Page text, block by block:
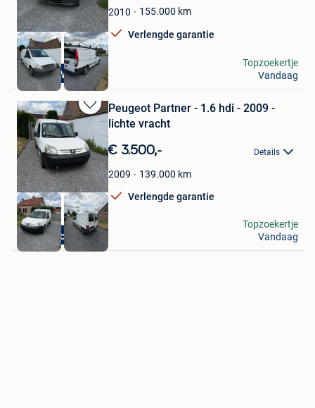
BTW WAGEN
2010 155.000 km
Verlengde garantie
GL CAR CLEANING
Lommel
Topzoekertje
Vandaag
Bewaren
Mijn
Favorieten
Topoccasie
Peugeot Partner - 1.6 hdi - 2009 -
lichte vracht
€ 3.500,- Details
2009 139.000 km
Verlengde garantie
GL CAR CLEANING
Lommel
Topzoekertje
Vandaag